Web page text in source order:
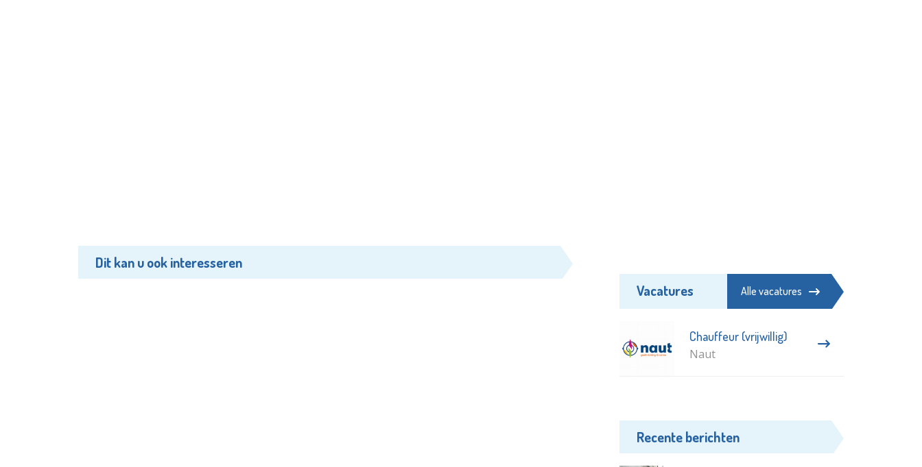
Dit kan u ook interesseren
Vacatures Alle vacatures
Chauffeur (vrijwillig)
Naut
Recente berichten